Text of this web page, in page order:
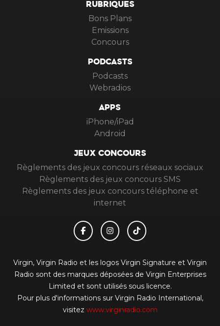
RUBRIQUES
Bons Plans
Emissions
Concours
PODCASTS
Podcasts
Webradios
APPS
iPhone/iPad
Android
JEUX CONCOURS
Règlements des jeux concours réseaux sociaux
Règlements des jeux concours SMS
Règlements des jeux concours téléphone et
internet
Virgin, Virgin Radio et les logos Virgin Signature et Virgin
Radio sont des marques déposées de Virgin Enterprises
Limited et sont utilisés sous licence.
Pour plus d'informations sur Virgin Radio International,
visitez www.virginradio.com